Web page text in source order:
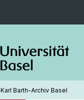
Karl Barth-Archiv Basel